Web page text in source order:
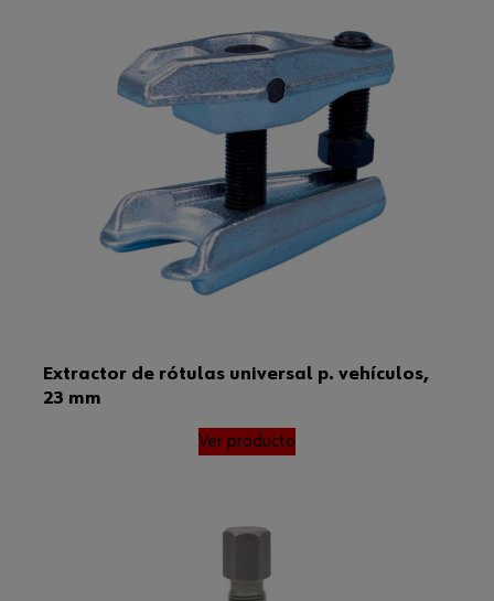
Extractor de rótulas universal p. vehículos,
23 mm
Ver producto